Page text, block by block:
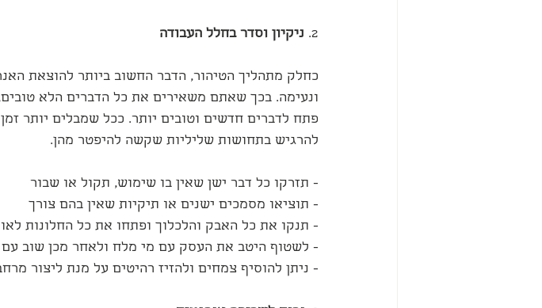
2. ניקיון וסדר בחלל העבודה
כחלק מתהליך הטיהור, הדבר החשוב ביותר להוצאת
ונעימה. בכך שאתם משאירים את כל הדברים הלא
פתח לדברים חדשים וטובים יותר. ככל שמבלים יותר
להרגיש בתחושות שליליות שקשה להיפטר מהן.
- תזרקו כל דבר ישן שאין בו שימוש, תקול או שבור
- תוציאו מסמכים ישנים או תיקיות שאין בהם צורך
- תנקו את כל האבק והלכלוך ופתחו את כל החלונות
- לשטוף היטב את העסק עם מי מלח ולאחר מכן שוב עם
- ניתן להוסיף צמחים ולהזיז רהיטים על מנת ליצור